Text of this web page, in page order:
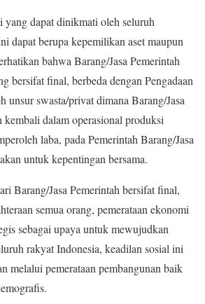
yang dapat dinikmati oleh seluruh
dapat berupa kepemilikan aset maupun
bahwa Barang/Jasa Pemerintah
bersifat final, berbeda dengan Pengadaan
unsur swasta/privat dimana Barang/Jasa
dalam operasional produksi
laba, pada Pemerintah Barang/Jasa
untuk kepentingan bersama.
Barang/Jasa Pemerintah bersifat final,
semua orang, pemerataan ekonomi
sebagai upaya untuk mewujudkan
rakyat Indonesia, keadilan sosial ini
melalui pemerataan pembangunan baik